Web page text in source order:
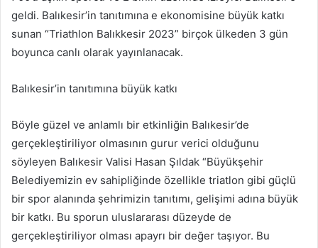
geldi. Balıkesir’in tanıtımına e ekonomisine büyük katkı
sunan “Triathlon Balıkkesir 2023” birçok ülkeden 3 gün
boyunca canlı olarak yayınlanacak.
Balıkesir’in tanıtımına büyük katkı
Böyle güzel ve anlamlı bir etkinliğin Balıkesir’de
gerçekleştiriliyor olmasının gurur verici olduğunu
söyleyen Balıkesir Valisi Hasan Şıldak “Büyükşehir
Belediyemizin ev sahipliğinde özellikle triatlon gibi güçlü
bir spor alanında şehrimizin tanıtımı, gelişimi adına büyük
bir katkı. Bu sporun uluslararası düzeyde de
gerçekleştiriliyor olması apayrı bir değer taşıyor. Bu